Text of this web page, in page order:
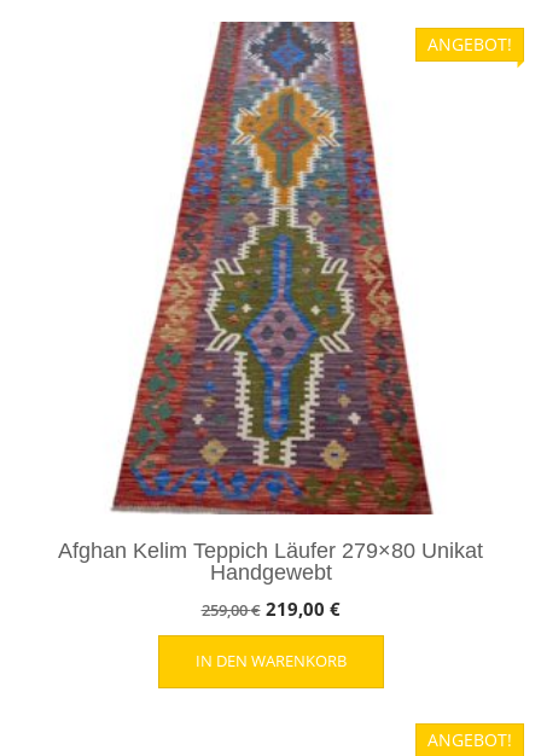
ANGEBOT!
Afghan Kelim Teppich Läufer 279×80 Unikat
Handgewebt
259,00€ Ursprünglicher
Preis
war:
219,00 €Aktueller
Preis
ist:
IN DEN WARENKORB
ANGEBOT!